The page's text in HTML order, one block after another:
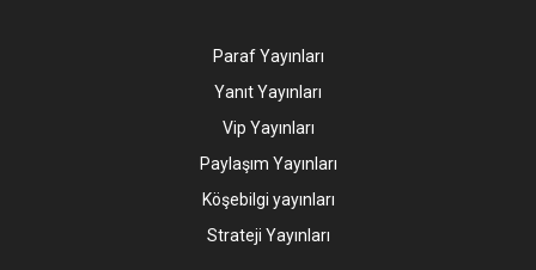
Paraf Yayınları
Yanıt Yayınları
Vip Yayınları
Paylaşım Yayınları
Köşebilgi yayınları
Strateji Yayınları